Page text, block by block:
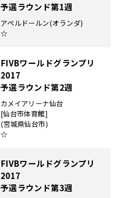
予選ラウンド第1週
アペルドールン(オランダ)
☆
FIVBワールドグランプリ
2017
予選ラウンド第2週
カメイアリーナ仙台
[仙台市体育館]
(宮城県仙台市)
☆
FIVBワールドグランプリ
2017
予選ラウンド第3週